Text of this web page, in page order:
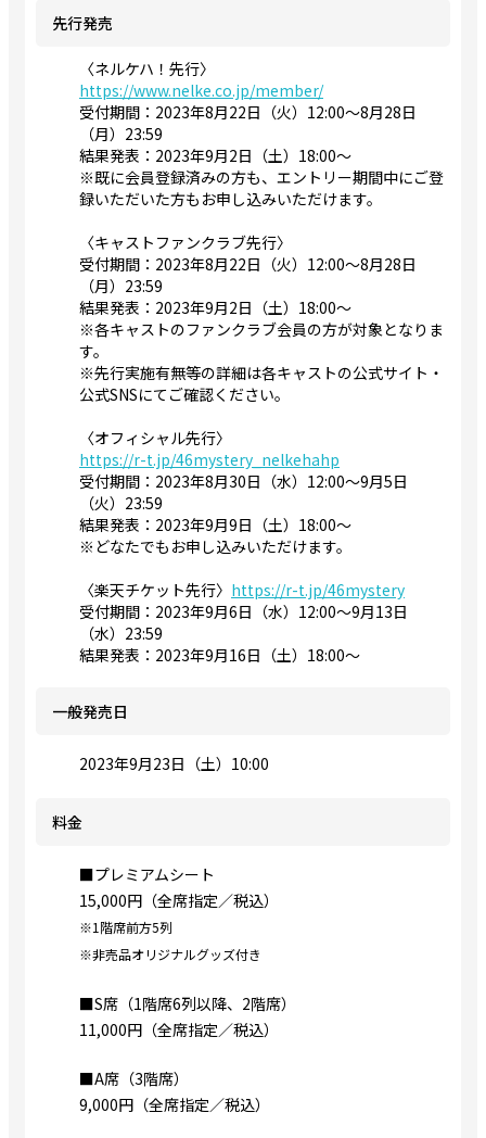
先行発売
〈ネルケハ！先行〉
https://www.nelke.co.jp/member/
受付期間：2023年8月22日（火）12:00～8月28日
（月）23:59
結果発表：2023年9月2日（土）18:00〜
※既に会員登録済みの方も、エントリー期間中にご登
録いただいた方もお申し込みいただけます。
〈キャストファンクラブ先行〉
受付期間：2023年8月22日（火）12:00～8月28日
（月）23:59
結果発表：2023年9月2日（土）18:00〜
※各キャストのファンクラブ会員の方が対象となりま
す。
※先行実施有無等の詳細は各キャストの公式サイト・
公式SNSにてご確認ください。
〈オフィシャル先行〉
https://r-t.jp/46mystery_nelkehahp
受付期間：2023年8月30日（水）12:00～9月5日
（火）23:59
結果発表：2023年9月9日（土）18:00〜
※どなたでもお申し込みいただけます。
〈楽天チケット先行〉 https://r-t.jp/46mystery
受付期間：2023年9月6日（水）12:00～9月13日
（水）23:59
結果発表：2023年9月16日（土）18:00〜
一般発売日
2023年9月23日（土）10:00
料金
■プレミアムシート
15,000円（全席指定／税込）
※1階席前方5列
※非売品オリジナルグッズ付き
■S席（1階席6列以降、2階席）
11,000円（全席指定／税込）
■A席（3階席）
9,000円（全席指定／税込）